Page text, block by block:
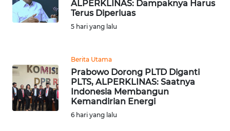
ALPERKLINAS: Dampaknya Harus
Terus Diperluas
5 hari yang lalu
Berita Utama
Prabowo Dorong PLTD Diganti
PLTS, ALPERKLINAS: Saatnya
Indonesia Membangun
Kemandirian Energi
6 hari yang lalu
WN
WN
KALSEL
WN
KALTIM